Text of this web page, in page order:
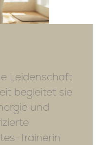
Leidenschaft
begleitet sie
und
Trainerin